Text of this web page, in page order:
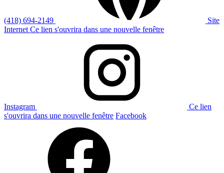
(418) 694-2149
Site
Internet Ce lien s'ouvrira dans une nouvelle fenêtre
Instagram
Ce lien
s'ouvrira dans une nouvelle fenêtre Facebook